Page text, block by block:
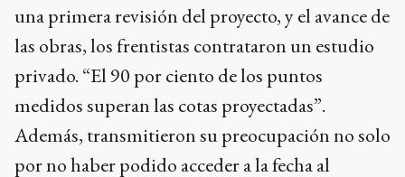
una primera revisión del proyecto, y el avance de
las obras, los frentistas contrataron un estudio
privado. “El 90 por ciento de los puntos
medidos superan las cotas proyectadas”.
Además, transmitieron su preocupación no solo
por no haber podido acceder a la fecha al